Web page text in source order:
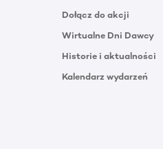
Dołącz do akcji
Wirtualne Dni Dawcy
Historie i aktualności
Kalendarz wydarzeń